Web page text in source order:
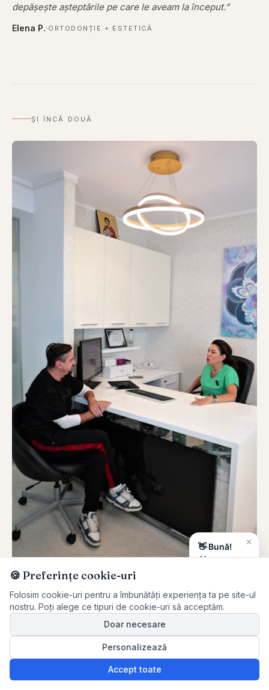
depășește așteptările pe care le aveam la început.”
Elena P.·ORTODONȚIE + ESTETICĂ
ȘI ÎNCĂ DOUĂ
IMPLANTOLOGIE 8 LUNI
Reconstrucție complexă cu implanturi
multiple
Pot să mănânc din nou orice. Echipa a făcut tot ce era
nevoie ca pasul fiecăruia să fie clar.”
IMPLANTURI + COROANE
🍪 Preferințe cookie-uri
Folosim cookie-uri pentru a îmbunătăți experiența ta pe site-ul
nostru. Poți alege ce tipuri de cookie-uri să acceptăm.
Doar necesare
Personalizează
Accept toate
✕
👋 Bună!
Ai o
te ajut —
scrie-mi un